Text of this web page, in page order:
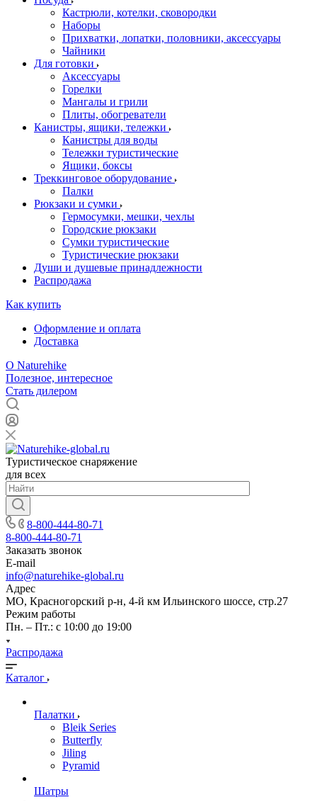
Кастрюли, котелки, сковородки
Наборы
Прихватки, лопатки, половники, аксессуары
Чайники
Для готовки
Аксессуары
Горелки
Мангалы и грили
Плиты, обогреватели
Канистры, ящики, тележки
Канистры для воды
Тележки туристические
Ящики, боксы
Треккинговое оборудование
Палки
Рюкзаки и сумки
Гермосумки, мешки, чехлы
Городские рюкзаки
Сумки туристические
Туристические рюкзаки
Души и душевые принадлежности
Распродажа
Как купить
Оформление и оплата
Доставка
О Naturehike
Полезное, интересное
Стать дилером
Туристическое снаряжение
для всех
8-800-444-80-71
8-800-444-80-71
Заказать звонок
E-mail
info@naturehike-global.ru
Адрес
МО, Красногорский р-н, 4-й км Ильинского шоссе, стр.27
Режим работы
Пн. – Пт.: с 10:00 до 19:00
Распродажа
Каталог
Палатки
Bleik Series
Butterfly
Jiling
Pyramid
Шатры